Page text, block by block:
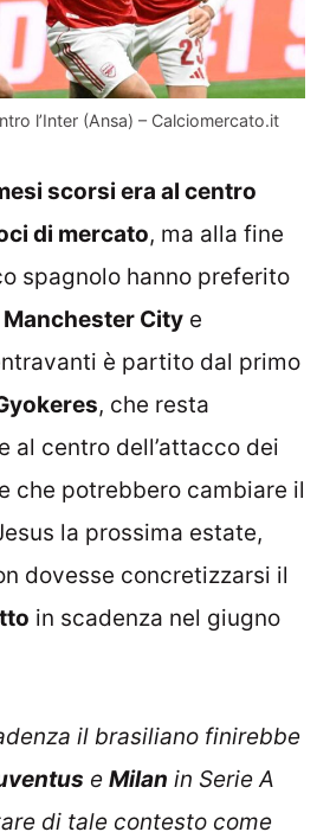
l’Inter (Ansa) – Calciomercato.it
scorsi era al centro
di mercato, ma alla fine
spagnolo hanno preferito
Manchester City e
è partito dal primo
, che resta
al centro dell’attacco dei
che potrebbero cambiare il
la prossima estate,
dovesse concretizzarsi il
in scadenza nel giugno
il brasiliano finirebbe
e Milan in Serie A
di tale contesto come